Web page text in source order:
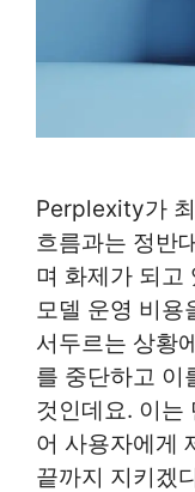
Perplexity가
흐름과는 정반
며 화제가 되고
모델 운영 비용
서두르는 상황
를 중단하고 이
것인데요. 이는
어 사용자에게
끝까지 지키겠